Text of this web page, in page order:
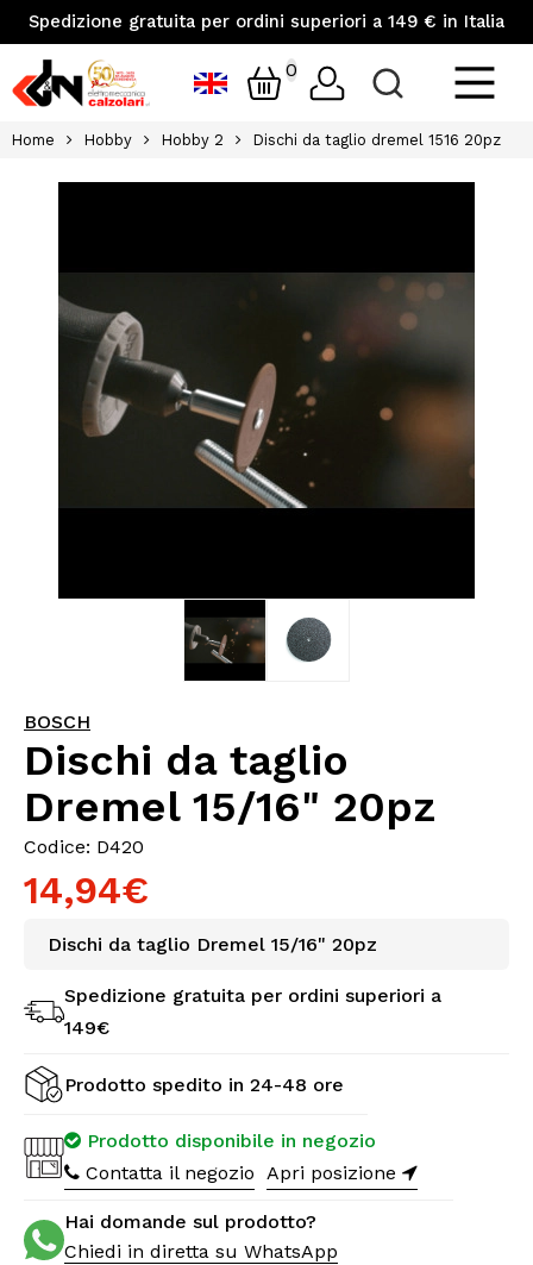
Spedizione gratuita per ordini superiori a 149 € in Italia
0
Home Hobby Hobby 2 Dischi da taglio dremel 1516 20pz
BOSCH
Dischi da taglio
Dremel 15/16" 20pz
Codice: D420
14,94€
Dischi da taglio Dremel 15/16" 20pz
Spedizione gratuita per ordini superiori a
149€
Prodotto spedito in 24-48 ore
Prodotto disponibile in negozio
Contatta il negozio Apri posizione
Hai domande sul prodotto?
Chiedi in diretta su WhatsApp